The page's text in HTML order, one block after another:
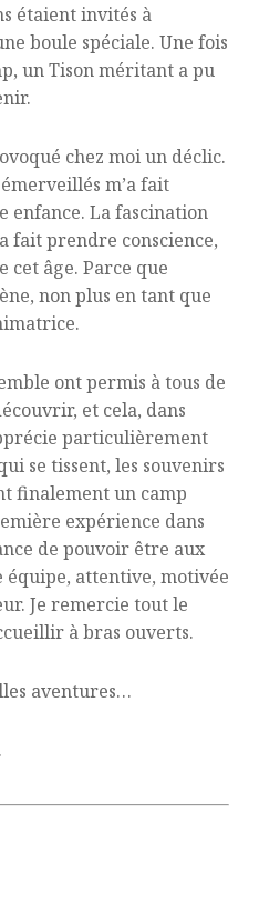
étaient invités à
boule spéciale. Une fois
un Tison méritant a pu
chez moi un déclic.
m’a fait
enfance. La fascination
fait prendre conscience,
cet âge. Parce que
non plus en tant que
ont permis à tous de
et cela, dans
particulièrement
se tissent, les souvenirs
finalement un camp
expérience dans
de pouvoir être aux
équipe, attentive, motivée
Je remercie tout le
à bras ouverts.
aventures…
.